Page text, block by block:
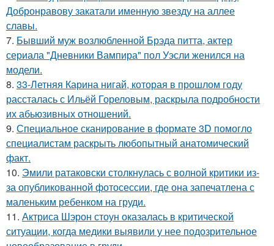
Добронравову закатали именную звезду на аллее
славы.
7. Бывший муж возлюбленной Брэда питта, актер
сериала "Дневники Вампира" пол Уэсли женился на
модели.
8. 33-Летняя Карина нигай, которая в прошлом году
рассталась с Ильёй Гореловым, раскрыла подробности
их абьюзивных отношений.
9. Специальное сканирование в формате 3D помогло
специалистам раскрыть любопытный анатомический
факт.
10. Эмили ратаковски столкнулась с волной критики из-
за опубликованной фотосессии, где она запечатлена с
маленьким ребенком на груди.
11. Актриса Шэрон стоун оказалась в критической
ситуации, когда медики выявили у нее подозрительное